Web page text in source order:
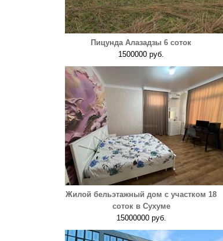
Пицунда Алазадзы 6 соток
1500000 руб.
Жилой бельэтажный дом с участком 18
соток в Сухуме
15000000 руб.